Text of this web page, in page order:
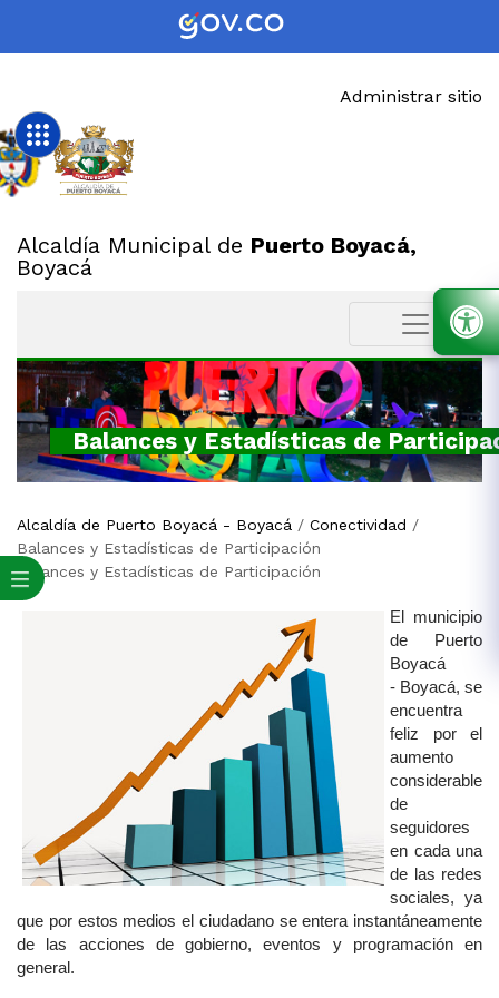
Administrar sitio
Alcaldía Municipal de Puerto Boyacá,
Boyacá
Balances y Estadísticas de
Alcaldía de Puerto Boyacá - Boyacá / Conectividad /
Balances y Estadísticas de Participación
Balances y Estadísticas de Participación
El municipio
de Puerto
Boyacá
- Boyacá, s​e
encuentra
feliz por el
aumento
considerable
de
seguidores
en cada una
de las redes
sociales, ya
que por estos medios el ciudadano se entera instantáneamente
de las acciones​ de gobierno, eventos y programación en
general. ​